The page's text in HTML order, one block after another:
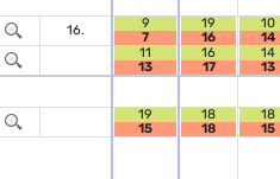
16.
9
7
19
16
10
14
11
13
16
17
14
13
19
15
18
18
18
15